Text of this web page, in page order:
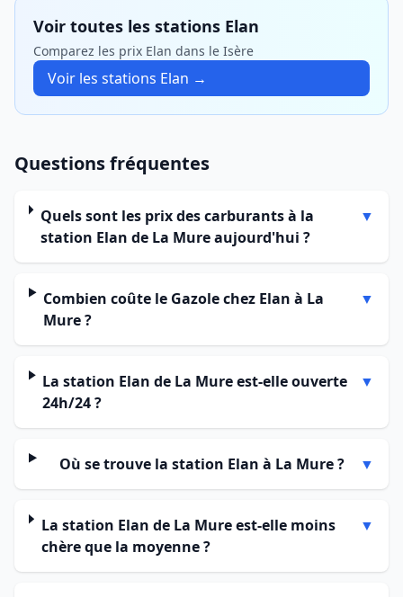
Voir toutes les stations Elan
Comparez les prix Elan dans le Isère
Voir les stations Elan →
Questions fréquentes
Quels sont les prix des carburants à la
station Elan de La Mure aujourd'hui ?
▼
Combien coûte le Gazole chez Elan à La
Mure ?
▼
La station Elan de La Mure est-elle ouverte
24h/24 ?
▼
Où se trouve la station Elan à La Mure ? ▼
La station Elan de La Mure est-elle moins
chère que la moyenne ?
▼